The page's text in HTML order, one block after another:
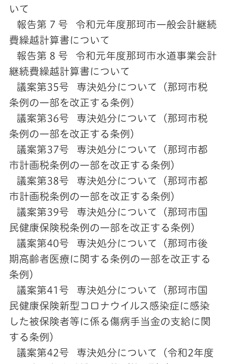
いて
報告第 7 号 令和元年度那珂市一般会計継続
費繰越計算書について
報告第 8 号 令和元年度那珂市水道事業会計
継続費繰越計算書について
議案第35号 専決処分について（那珂市税
条例の一部を改正する条例）
議案第36号 専決処分について（那珂市税
条例の一部を改正する条例）
議案第37号 専決処分について（那珂市都
市計画税条例の一部を改正する条例）
議案第38号 専決処分について（那珂市都
市計画税条例の一部を改正する条例）
議案第39号 専決処分について（那珂市国
民健康保険税条例の一部を改正する条例）
議案第40号 専決処分について（那珂市後
期高齢者医療に関する条例の一部を改正する
条例）
議案第41号 専決処分について（那珂市国
民健康保険新型コロナウイルス感染症に感染
した被保険者等に係る傷病手当金の支給に関
する条例）
議案第42号 専決処分について（令和2年度